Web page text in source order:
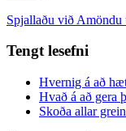
Spjallaðu við
Tengt lesefni
Hvernig á að
Hvað á að gera
Skoða allar